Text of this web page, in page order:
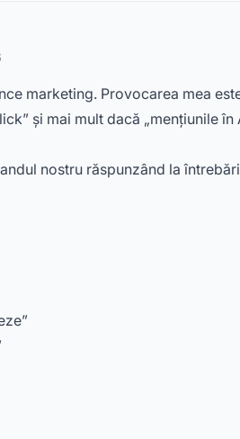
marketing. Provocarea mea
și mai mult dacă „mențiunile
nostru răspunzând la